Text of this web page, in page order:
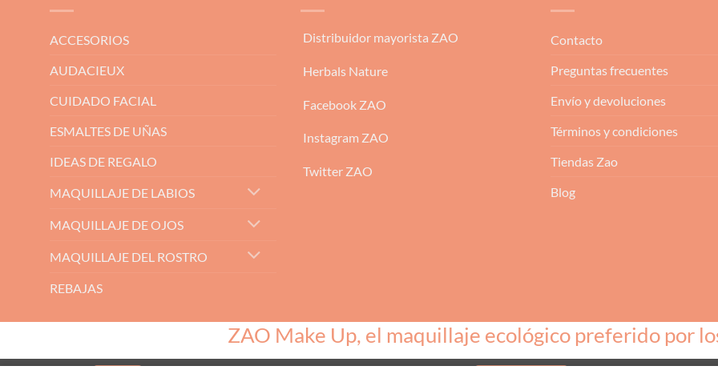
ACCESORIOS
AUDACIEUX
CUIDADO FACIAL
ESMALTES DE UÑAS
IDEAS DE REGALO
MAQUILLAJE DE LABIOS
MAQUILLAJE DE OJOS
MAQUILLAJE DEL ROSTRO
REBAJAS
Distribuidor mayorista ZAO
Herbals Nature
Facebook ZAO
Instagram ZAO
Twitter ZAO
Contacto
Preguntas frecuentes
Envío y devoluciones
Términos y condiciones
Tiendas Zao
Blog
ZAO Make Up, el maquillaje ecológico preferido por